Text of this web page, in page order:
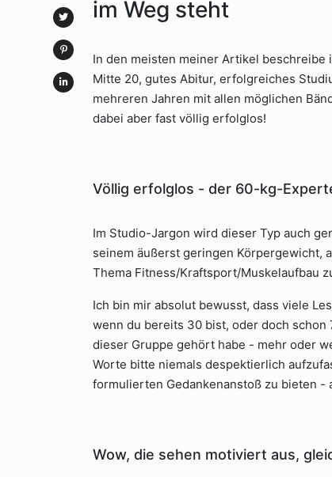
im Weg steht
In den meisten meiner Artikel beschreibe
Mitte 20, gutes Abitur, erfolgreiches
mehreren Jahren mit allen möglichen
dabei aber fast völlig erfolglos!
Völlig erfolglos - der 60-kg-
Im Studio-Jargon wird dieser Typ auch
seinem äußerst geringen Körpergewicht,
Thema Fitness/Kraftsport/Muskelaufbau
Ich bin mir absolut bewusst, dass viele
wenn du bereits 30 bist, oder doch
dieser Gruppe gehört habe - mehr oder
Worte bitte niemals despektierlich
formulierten Gedankenanstoß zu bieten -
Wow, die sehen motiviert aus,